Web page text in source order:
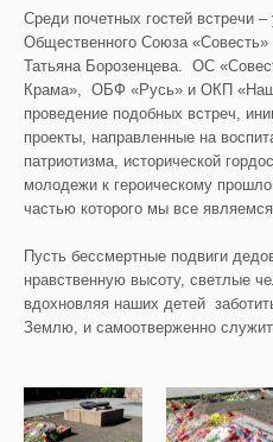
Среди почетных гостей встречи –
Общественного Союза
Татьяна Борозенцева. ОС
Крама», ОБФ «Русь» и ОКП
проведение подобных встреч,
проекты, направленные на
патриотизма, исторической
молодежи к героическому
частью которого мы все
Пусть бессмертные подвиги
нравственную высоту, светлые
вдохновляя наших детей
Землю, и самоотверженно